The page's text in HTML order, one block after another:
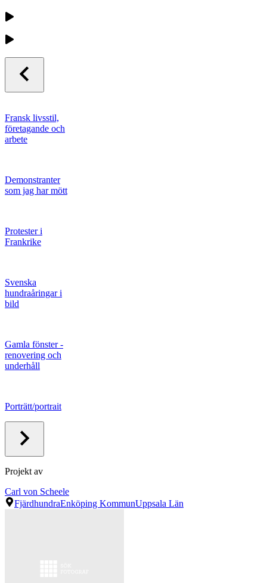
Fransk livsstil,
företagande och
arbete
Demonstranter
som jag har mött
Protester i
Frankrike
Svenska
hundraåringar i
bild
Gamla fönster -
renovering och
underhåll
Porträtt/portrait
Projekt av
Carl von Scheele
FjärdhundraEnköping KommunUppsala Län